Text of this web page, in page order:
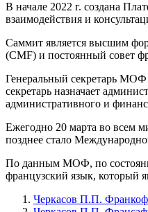
В начале 2022 г. создана
взаимодействия и
Саммит является высшим
(CMF) и постоянный совет
Генеральный секретарь МОФ
секретарь назначает
административного и
Ежегодно 20 марта во всем
позднее стало
По данным МОФ, по
французский язык, который
Черкасов П.П.